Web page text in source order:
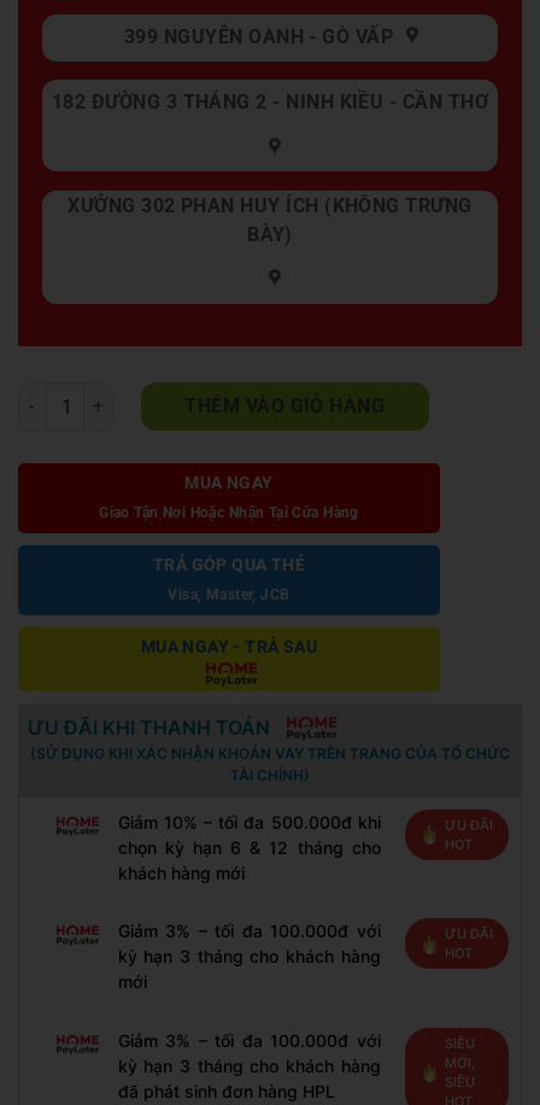
399 NGUYỄN OANH - GÒ VẤP
182 ĐƯỜNG 3 THÁNG 2 - NINH KIỀU - CẦN THƠ
XƯỞNG 302 PHAN HUY ÍCH (KHÔNG TRƯNG
BÀY)
Bộ bàn ăn 6 ghế xám đậm BA037 số lượng
MUA NGAY
Giao Tận Nơi Hoặc Nhận Tại Cửa Hàng
TRẢ GÓP QUA THẺ
Visa, Master, JCB
MUA NGAY - TRẢ SAU
ƯU ĐÃI KHI THANH TOÁN
(SỬ DỤNG KHI XÁC NHẬN KHOẢN VAY TRÊN TRANG CỦA TỔ CHỨC
TÀI CHÍNH)
Giảm 10% – tối đa 500.000đ khi
chọn kỳ hạn 6 & 12 tháng cho
khách hàng mới
ƯU ĐÃI
HOT
Giảm 3% – tối đa 100.000đ với
kỳ hạn 3 tháng cho khách hàng
mới
ƯU ĐÃI
HOT
Giảm 3% – tối đa 100.000đ với
kỳ hạn 3 tháng cho khách hàng
đã phát sinh đơn hàng HPL
SIÊU
MỚI,
SIÊU
HOT